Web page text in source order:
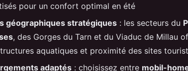
pour un confort optimal en été
géographiques stratégiques : les secteurs du
, des Gorges du Tarn et du Viaduc de Millau
aquatiques et proximité des sites
adaptés : choisissez entre mobil-